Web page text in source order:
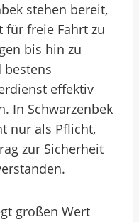
stehen bereit,
für freie Fahrt zu
bis hin zu
bestens
effektiv
In Schwarzenbek
nur als Pflicht,
zur Sicherheit
großen Wert